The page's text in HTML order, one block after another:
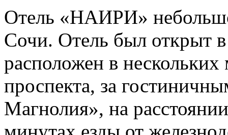
Отель «НАИРИ»
Сочи. Отель был открыт
расположен в
проспекта, за
Магнолия», на